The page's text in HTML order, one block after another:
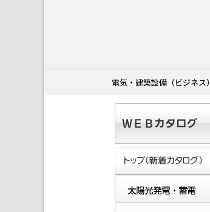
電気・建築設備（ビジネス）